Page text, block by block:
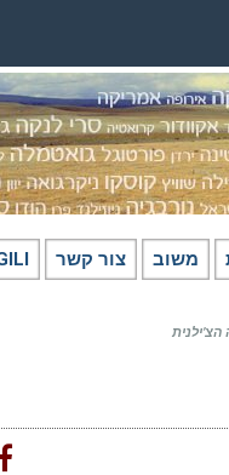
משוב צור קשר
הצ’ילנית